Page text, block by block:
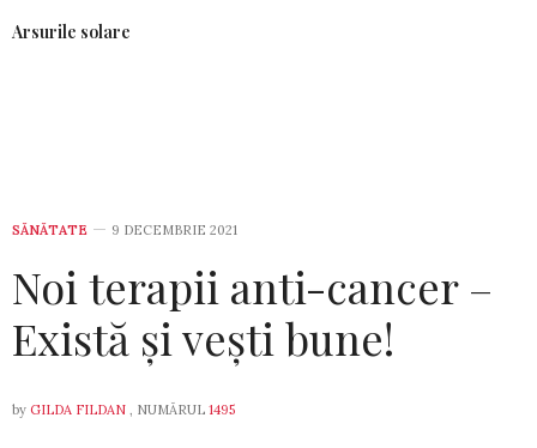
Arsurile solare
SĂNĂTATE 9 DECEMBRIE 2021
Noi terapii anti-cancer –
Există și vești bune!
by GILDA FILDAN , NUMĂRUL 1495